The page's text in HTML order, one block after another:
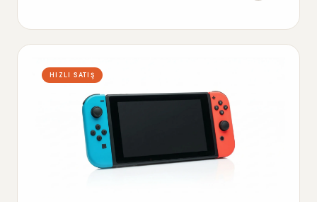
HIZLI SATIŞ